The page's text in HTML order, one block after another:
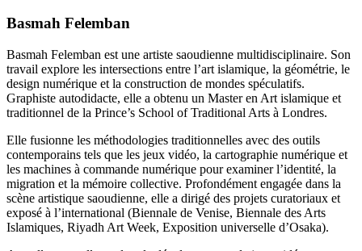
Basmah Felemban
Basmah Felemban est une artiste saoudienne multidisciplinaire. Son
travail explore les intersections entre l’art islamique, la géométrie, le
design numérique et la construction de mondes spéculatifs.
Graphiste autodidacte, elle a obtenu un Master en Art islamique et
traditionnel de la Prince’s School of Traditional Arts à Londres.
Elle fusionne les méthodologies traditionnelles avec des outils
contemporains tels que les jeux vidéo, la cartographie numérique et
les machines à commande numérique pour examiner l’identité, la
migration et la mémoire collective. Profondément engagée dans la
scène artistique saoudienne, elle a dirigé des projets curatoriaux et
exposé à l’international (Biennale de Venise, Biennale des Arts
Islamiques, Riyadh Art Week, Exposition universelle d’Osaka).